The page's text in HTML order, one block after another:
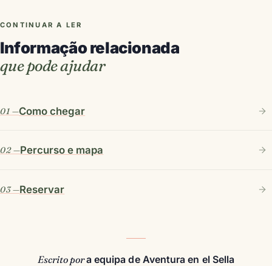
CONTINUAR A LER
Informação relacionada
que pode ajudar
Como chegar
Percurso e mapa
Reservar
Escrito pora equipa de Aventura en el Sella